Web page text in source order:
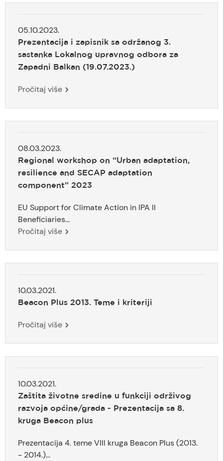
05.10.2023.
Prezentacija i zapisnik sa održanog 3.
sastanka Lokalnog upravnog odbora za
Zapadni Balkan (19.07.2023.)
Pročitaj više
08.03.2023.
Regional workshop on “Urban adaptation,
resilience and SECAP adaptation
component” 2023
EU Support for Climate Action in IPA II
Beneficiaries...
Pročitaj više
10.03.2021.
Beacon Plus 2013. Teme i kriteriji
Pročitaj više
10.03.2021.
Zaštita životne sredine u funkciji održivog
razvoja općine/grada - Prezentacija sa 8.
kruga Beacon plus
Prezentacija 4. teme VIII kruga Beacon Plus (2013.
- 2014.)...